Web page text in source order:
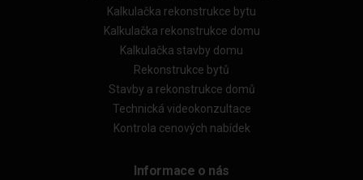
Kalkulačka rekonstrukce bytu
Kalkulačka rekonstrukce domu
Kalkulačka stavby domu
Rekonstrukce bytů
Stavby a rekonstrukce domů
Technická videokonzultace
Kontrola cenových nabídek
Informace o nás